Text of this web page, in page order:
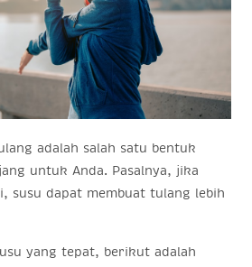
adalah salah satu bentuk
untuk Anda. Pasalnya, jika
susu dapat membuat tulang lebih
yang tepat, berikut adalah